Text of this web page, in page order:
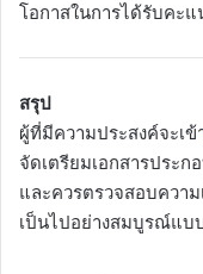
โอกาสในการได้รับคะ
สรุป
ผู้ที่มีความประสงค์จะเข้
จัดเตรียมเอกสารประ
และควรตรวจสอบความ
เป็นไปอย่างสมบูรณ์แบ